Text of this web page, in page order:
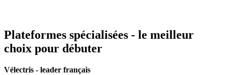
Plateformes spécialisées - le meilleur
choix pour débuter
Vélectris - leader français